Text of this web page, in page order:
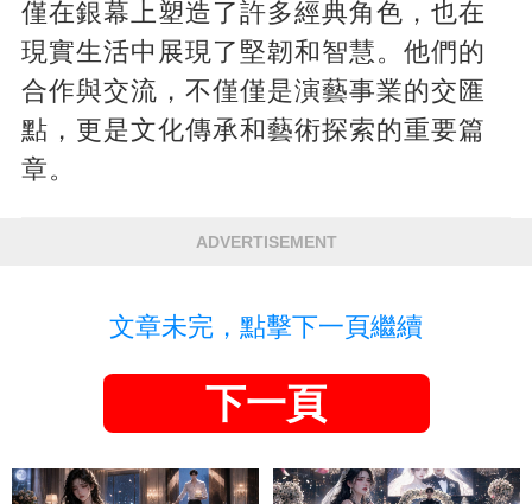
僅在銀幕上塑造了許多經典角色，也在
現實生活中展現了堅韌和智慧。他們的
合作與交流，不僅僅是演藝事業的交匯
點，更是文化傳承和藝術探索的重要篇
章。
ADVERTISEMENT
文章未完，點擊下一頁繼續
下一頁